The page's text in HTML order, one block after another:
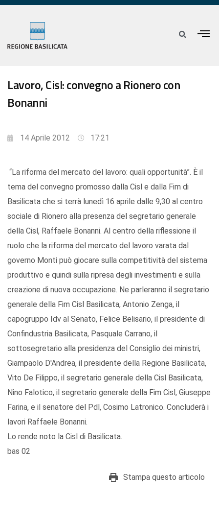
Lavoro, Cisl: convegno a Rionero con
Bonanni
14 Aprile 2012 17:21
“La riforma del mercato del lavoro: quali opportunità”. È il
tema del convegno promosso dalla Cisl e dalla Fim di
Basilicata che si terrà lunedì 16 aprile dalle 9,30 al centro
sociale di Rionero alla presenza del segretario generale
della Cisl, Raffaele Bonanni. Al centro della riflessione il
ruolo che la riforma del mercato del lavoro varata dal
governo Monti può giocare sulla competitività del sistema
produttivo e quindi sulla ripresa degli investimenti e sulla
creazione di nuova occupazione. Ne parleranno il segretario
generale della Fim Cisl Basilicata, Antonio Zenga, il
capogruppo Idv al Senato, Felice Belisario, il presidente di
Confindustria Basilicata, Pasquale Carrano, il
sottosegretario alla presidenza del Consiglio dei ministri,
Giampaolo D'Andrea, il presidente della Regione Basilicata,
Vito De Filippo, il segretario generale della Cisl Basilicata,
Nino Falotico, il segretario generale della Fim Cisl, Giuseppe
Farina, e il senatore del Pdl, Cosimo Latronico. Concluderà i
lavori Raffaele Bonanni.
Lo rende noto la Cisl di Basilicata.
bas 02
Stampa questo articolo